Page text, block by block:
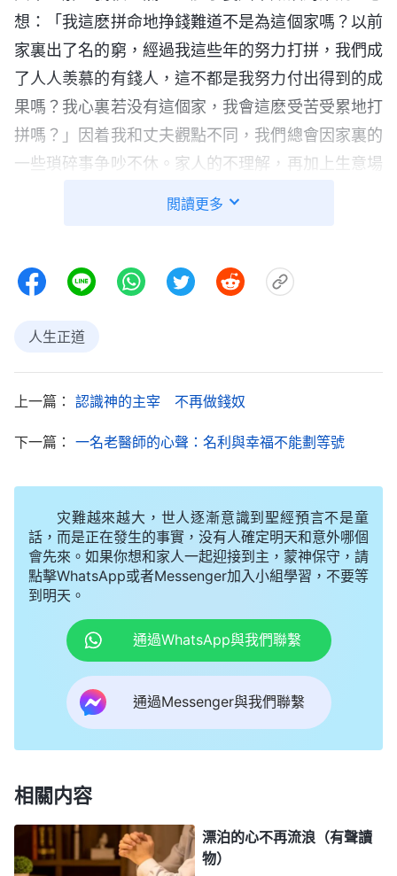
想：「我這麽拼命地挣錢難道不是為這個家嗎？以前
家裏出了名的窮，經過我這些年的努力打拼，我們成
了人人羡慕的有錢人，這不都是我努力付出得到的成
果嗎？我心裏若没有這個家，我會這麽受苦受累地打
拼嗎？」因着我和丈夫觀點不同，我們總會因家裏的
一些瑣碎事争吵不休。家人的不理解，再加上生意場
弱、慢性心臟病……大女兒看我整天累得疲憊不堪，
却得了一身病，錢真的那麽重要嗎？」女兒的話使我
命地賺錢，雖然現在我的生活是變好了，也贏得了衆
外表雖光鮮亮麗，可背後的這些苦楚又有誰知道呢？
我常常一個人黯然落泪。
痛苦中神愛臨到
福音 臨到了我，我看到神的話説：「
全能者憐憫
這些受苦至深的人，同時又厭煩這些根本就没有知覺
的人，因為他要等待很久才能得到從人來的答案。他
要尋找，尋找你的心，尋找你的靈，給你水給你食
物，讓你苏醒過來，不再乾渴，不再飢餓。當你感覺
到疲憊時，當你稍稍感覺這個世間的一份蒼凉時，不
要迷茫、不要哭泣，
你的到來。
」 《話・卷一 神的顯現與作工・全能者的嘆
息》
閲讀更多
人生正道
上一篇： 認識神的主宰 不再做錢奴
下一篇： 一名老醫師的心聲：名利與幸福不能劃等號
灾難越來越大，世人逐漸意識到聖經預言不是童
話，而是正在發生的事實，没有人確定明天和意外哪個
會先來。如果你想和家人一起迎接到主，蒙神保守，請
點擊WhatsApp或者Messenger加入小組學習，不要等
到明天。
通過WhatsApp與我們聯繫
通過Messenger與我們聯繫
相關内容
漂泊的心不再流浪（有聲讀
物）